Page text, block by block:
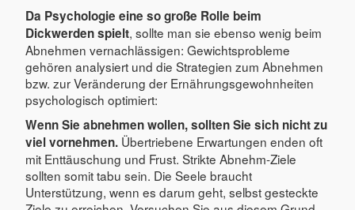
Da Psychologie eine so große Rolle beim
Dickwerden spielt, sollte man sie ebenso wenig beim
Abnehmen vernachlässigen: Gewichtsprobleme
gehören analysiert und die Strategien zum Abnehmen
bzw. zur Veränderung der Ernährungsgewohnheiten
psychologisch optimiert:
Wenn Sie abnehmen wollen, sollten Sie sich nicht zu
viel vornehmen. Übertriebene Erwartungen enden oft
mit Enttäuschung und Frust. Strikte Abnehm-Ziele
sollten somit tabu sein. Die Seele braucht
Unterstützung, wenn es darum geht, selbst gesteckte